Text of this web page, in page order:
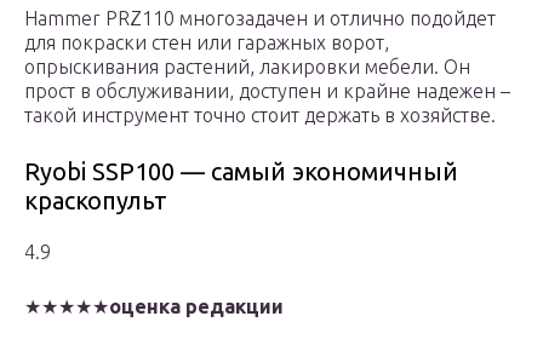
Hammer PRZ110 многозадачен и отлично подойдет
для покраски стен или гаражных ворот,
опрыскивания растений, лакировки мебели. Он
прост в обслуживании, доступен и крайне надежен –
такой инструмент точно стоит держать в хозяйстве.
Ryobi SSP100 — самый экономичный
краскопульт
4.9
★★★★★оценка редакции